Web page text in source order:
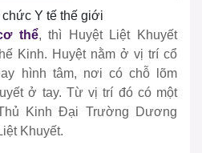
chức Y tế thế giới
thể, thì Huyệt Liệt Khuyết
Kinh. Huyệt nằm ở vị trí cổ
hình tâm, nơi có chỗ lõm
ở tay. Từ vị trí đó có một
Kinh Đại Trường Dương
Khuyết.